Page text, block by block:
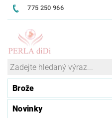
775 250 966
Brože
Novinky